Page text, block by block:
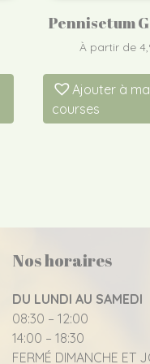
Pennisetum
À partir de
Ajouter à
courses
Nos horaires
DU LUNDI AU SAMEDI
08:30 – 12:00
14:00 – 18:30
FERMÉ DIMANCHE ET